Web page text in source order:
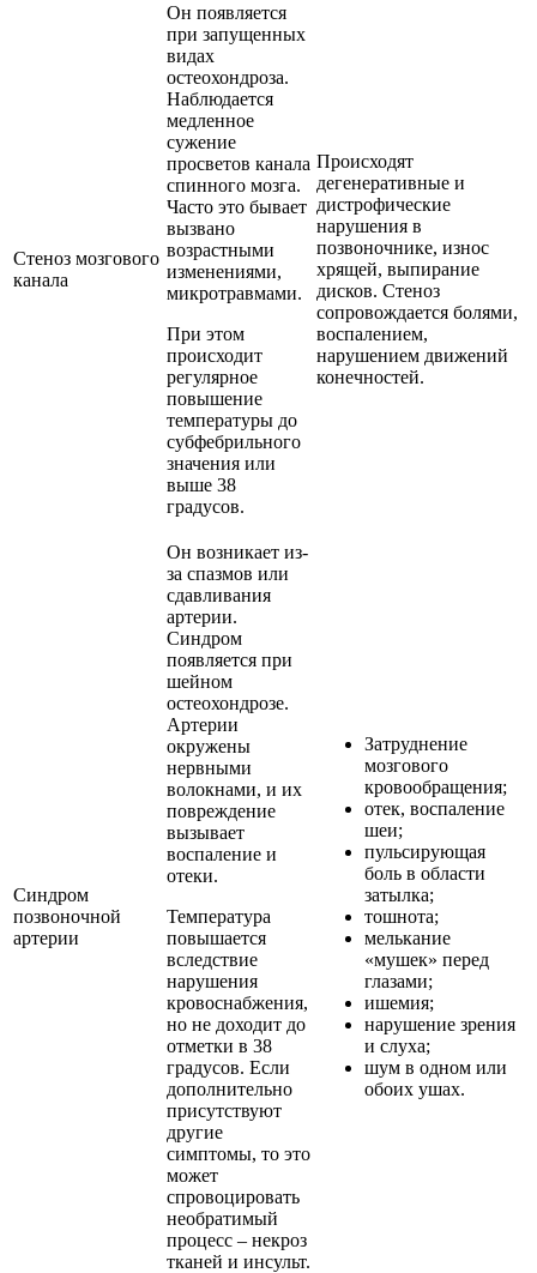
Стеноз мозгового
канала
Он появляется
при запущенных
видах
остеохондроза.
Наблюдается
медленное
сужение
просветов канала
спинного мозга.
Часто это бывает
вызвано
возрастными
изменениями,
микротравмами.
При этом
происходит
регулярное
повышение
температуры до
субфебрильного
значения или
выше 38
градусов.
Происходят
дегенеративные и
дистрофические
нарушения в
позвоночнике, износ
хрящей, выпирание
дисков. Стеноз
сопровождается болями,
воспалением,
нарушением движений
конечностей.
Синдром
позвоночной
артерии
Он возникает из-
за спазмов или
сдавливания
артерии.
Синдром
появляется при
шейном
остеохондрозе.
Артерии
окружены
нервными
волокнами, и их
повреждение
вызывает
воспаление и
отеки.
Температура
повышается
вследствие
нарушения
кровоснабжения,
но не доходит до
отметки в 38
градусов. Если
дополнительно
присутствуют
другие
симптомы, то это
может
спровоцировать
необратимый
процесс – некроз
тканей и инсульт.
Затруднение
мозгового
кровообращения;
отек, воспаление
шеи;
пульсирующая
боль в области
затылка;
тошнота;
мелькание
«мушек» перед
глазами;
ишемия;
нарушение зрения
и слуха;
шум в одном или
обоих ушах.